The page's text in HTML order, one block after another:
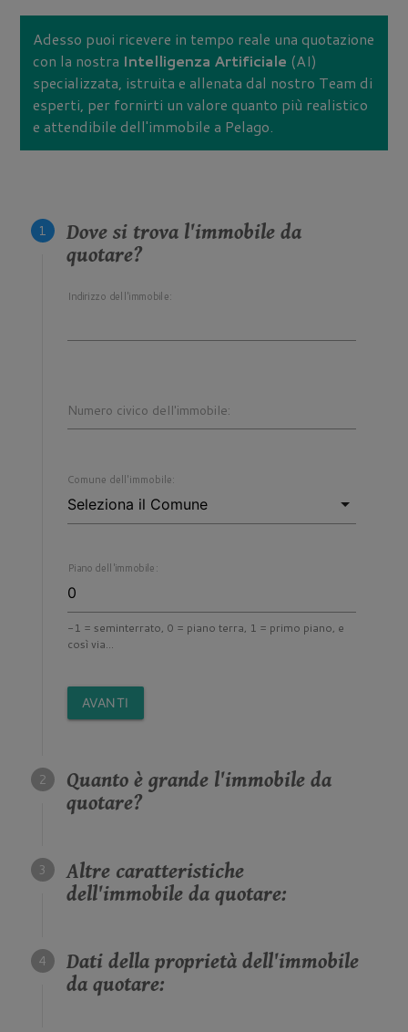
Adesso puoi ricevere in tempo reale una quotazione
con la nostra Intelligenza Artificiale (AI)
specializzata, istruita e allenata dal nostro Team di
esperti, per fornirti un valore quanto più realistico
e attendibile dell'immobile a Pelago.
Dove si trova l'immobile da
quotare?
Indirizzo dell'immobile:
Numero civico dell'immobile:
Comune dell'immobile:
Piano dell'immobile:
-1 = seminterrato, 0 = piano terra, 1 = primo piano, e
così via...
AVANTI
Quanto è grande l'immobile da
quotare?
Altre caratteristiche
dell'immobile da quotare:
Dati della proprietà dell'immobile
da quotare: